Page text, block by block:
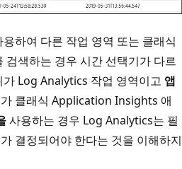
용하여 다른 작업 영역 또는 클래식
검색하는 경우 시간 선택기가 다르
Log Analytics 작업 영역이고 앱
클래식 Application Insights 애
사용하는 경우 Log Analytics는 필
결정되어야 한다는 것을 이해하지